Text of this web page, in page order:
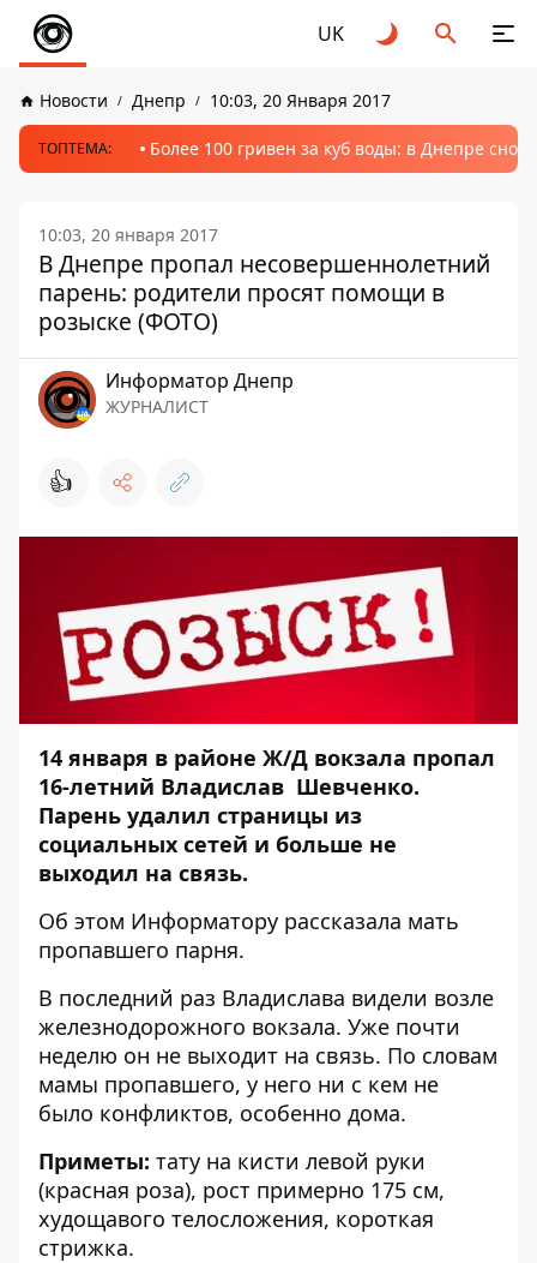
UK
Новости Днепр 10:03, 20 Января 2017
ТОПТЕМА: Более 100 гривен за куб воды: в Днепре
10:03, 20 января 2017
В Днепре пропал несовершеннолетний
парень: родители просят помощи в
розыске (ФОТО)
Информатор Днепр
ЖУРНАЛИСТ
👍
14 января в районе Ж/Д вокзала пропал
16-летний Владислав Шевченко.
Парень удалил страницы из
социальных сетей и больше не
выходил на связь.
Об этом Информатору рассказала мать
пропавшего парня.
В последний раз Владислава видели возле
железнодорожного вокзала. Уже почти
неделю он не выходит на связь. По словам
мамы пропавшего, у него ни с кем не
было конфликтов, особенно дома.
Приметы: тату на кисти левой руки
(красная роза), рост примерно 175 см,
худощавого телосложения, короткая
стрижка.